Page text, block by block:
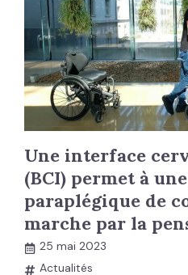
Une interface
(BCI) permet à
paraplégique de
marche par la
25 mai 2023
Actualités